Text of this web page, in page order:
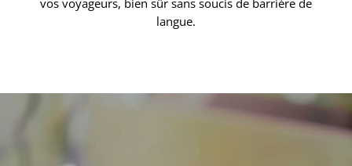
vos voyageurs, bien sûr sans soucis de barrière de
langue.